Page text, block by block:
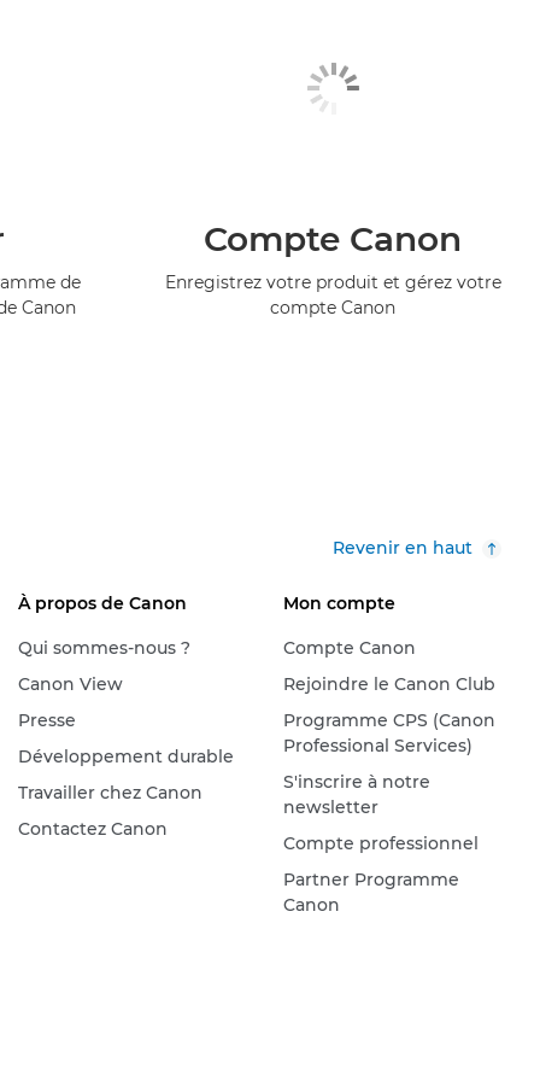
de
Canon
Compte Canon
Enregistrez votre produit et gérez votre
compte Canon
Revenir en haut
À propos de Canon
Qui sommes-nous ?
Canon View
Presse
Développement durable
Travailler chez Canon
Contactez Canon
Mon compte
Compte Canon
Rejoindre le Canon Club
Programme CPS (Canon
Professional Services)
S'inscrire à notre
newsletter
Compte professionnel
Partner Programme
Canon